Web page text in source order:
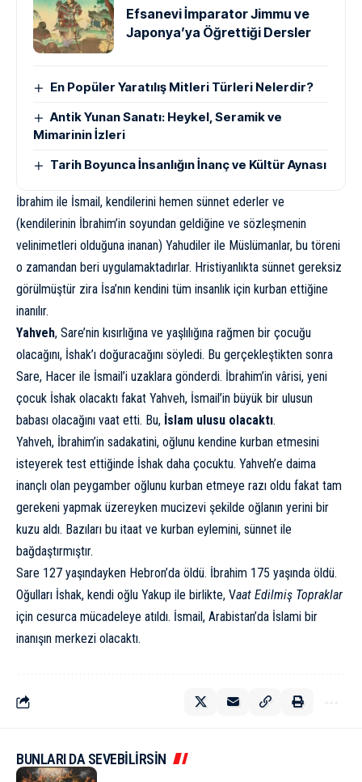
Efsanevi İmparator Jimmu ve
Japonya’ya Öğrettiği Dersler
En Popüler Yaratılış Mitleri Türleri Nelerdir?
Antik Yunan Sanatı: Heykel, Seramik ve
Mimarinin İzleri
Tarih Boyunca İnsanlığın İnanç ve Kültür Aynası
İbrahim ile İsmail, kendilerini hemen sünnet ederler ve
(kendilerinin İbrahim’in soyundan geldiğine ve sözleşmenin
velinimetleri olduğuna inanan) Yahudiler ile Müslümanlar, bu töreni
o zamandan beri uygulamaktadırlar. Hristiyanlıkta sünnet gereksiz
görülmüştür zira İsa’nın kendini tüm insanlık için kurban ettiğine
inanılır.
Yahveh, Sare’nin kısırlığına ve yaşlılığına rağmen bir çocuğu
olacağını, İshak’ı doğuracağını söyledi. Bu gerçekleştikten sonra
Sare, Hacer ile İsmail’i uzaklara gönderdi. İbrahim’in vârisi, yeni
çocuk İshak olacaktı fakat Yahveh, İsmail’in büyük bir ulusun
babası olacağını vaat etti. Bu, İslam ulusu olacaktı.
Yahveh, İbrahim’in sadakatini, oğlunu kendine kurban etmesini
isteyerek test ettiğinde İshak daha çocuktu. Yahveh’e daima
inançlı olan peygamber oğlunu kurban etmeye razı oldu fakat tam
gerekeni yapmak üzereyken mucizevi şekilde oğlanın yerini bir
kuzu aldı. Bazıları bu itaat ve kurban eylemini, sünnet ile
bağdaştırmıştır.
Sare 127 yaşındayken Hebron’da öldü. İbrahim 175 yaşında öldü.
Oğulları İshak, kendi oğlu Yakup ile birlikte, Vaat Edilmiş Topraklar
için cesurca mücadeleye atıldı. İsmail, Arabistan’da İslami bir
inanışın merkezi olacaktı.
BUNLARI DA SEVEBİLİRSİN
MITOLOJI